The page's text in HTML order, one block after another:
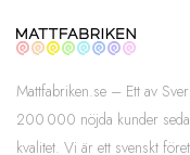
Mattfabriken.se – Ett av
200 000 nöjda kunder
kvalitet. Vi är ett svenskt